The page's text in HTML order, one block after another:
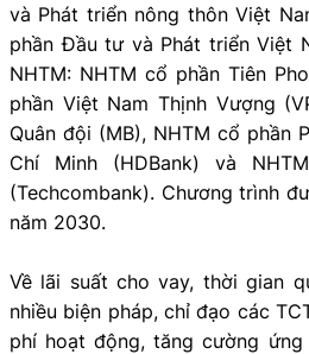
và Phát triển nông thôn Việt
phần Đầu tư và Phát triển Việt
NHTM: NHTM cổ phần Tiên
phần Việt Nam Thịnh Vượng
Quân đội (MB), NHTM cổ phần
Chí Minh (HDBank) và
(Techcombank). Chương trình
năm 2030.
Về lãi suất cho vay, thời gian
nhiều biện pháp, chỉ đạo các
phí hoạt động, tăng cường